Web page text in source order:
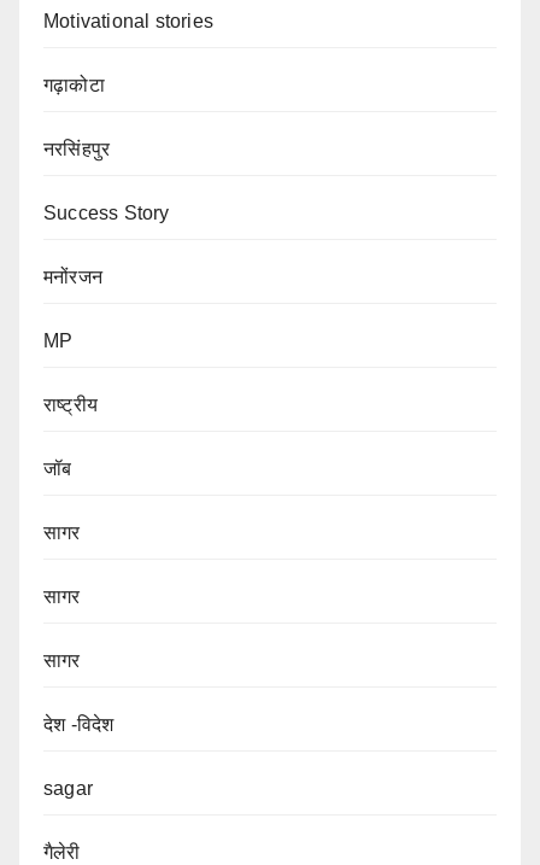
Motivational stories
गढ़ाकोटा
नरसिंहपुर
Success Story
मनोंरजन
MP
राष्ट्रीय
जॉब
सागर
सागर
सागर
देश -विदेश
sagar
गैलेरी